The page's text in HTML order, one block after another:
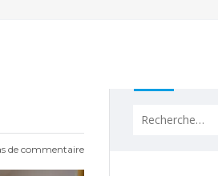
de commentaire
Rechercher :